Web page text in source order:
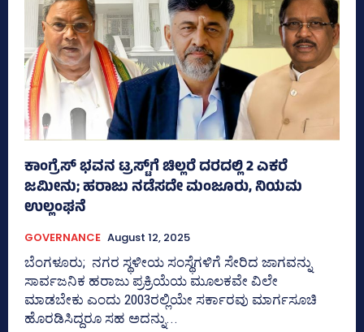
ಕಾಂಗ್ರೆಸ್‌ ಭವನ ಟ್ರಸ್ಟ್‌ಗೆ ಚಿಲ್ಲರೆ ದರದಲ್ಲಿ 2 ಎಕರೆ
ಜಮೀನು; ಹರಾಜು ನಡೆಸದೇ ಮಂಜೂರು, ನಿಯಮ
ಉಲ್ಲಂಘನೆ
GOVERNANCE August 12, 2025
ಬೆಂಗಳೂರು; ನಗರ ಸ್ಥಳೀಯ ಸಂಸ್ಥೆಗಳಿಗೆ ಸೇರಿದ ಜಾಗವನ್ನು
ಸಾರ್ವಜನಿಕ ಹರಾಜು ಪ್ರಕ್ರಿಯೆಯ ಮೂಲಕವೇ ವಿಲೇ
ಮಾಡಬೇಕು ಎಂದು 2003ರಲ್ಲಿಯೇ ಸರ್ಕಾರವು ಮಾರ್ಗಸೂಚಿ
ಹೊರಡಿಸಿದ್ದರೂ ಸಹ ಅದನ್ನು...